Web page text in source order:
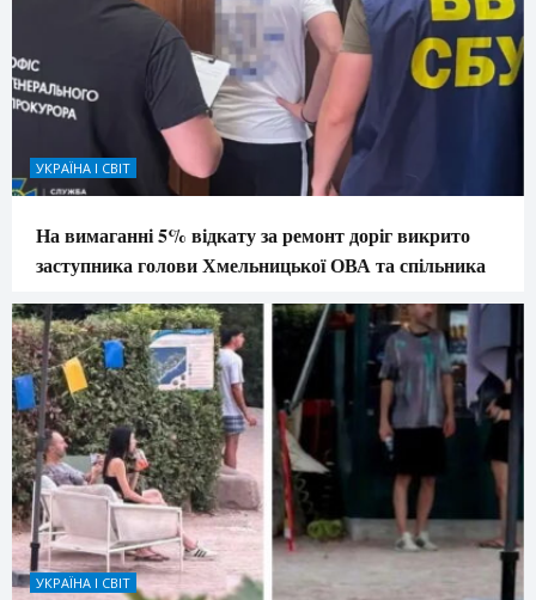
УКРАЇНА І СВІТ
На вимаганні 5% відкату за ремонт доріг викрито
заступника голови Хмельницької ОВА та спільника
УКРАЇНА І СВІТ